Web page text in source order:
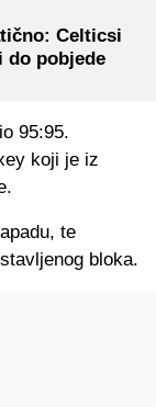
Celticsi
do pobjede
95:95.
koji je iz
te
bloka.